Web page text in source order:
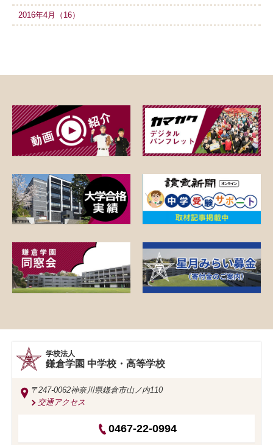
2016年4月（16）
学校法人
鎌倉学園 中学校・高等学校
〒247-0062神奈川県鎌倉市山ノ内110
交通アクセス
0467-22-0994